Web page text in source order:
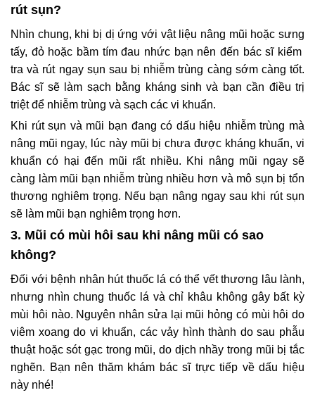
rút sụn?
Nhìn chung, khi bị dị ứng với vật liệu nâng mũi hoặc sưng
tấy, đỏ hoặc bầm tím đau nhức bạn nên đến bác sĩ kiểm
tra và rút ngay sụn sau bị nhiễm trùng càng sớm càng tốt.
Bác sĩ sẽ làm sạch bằng kháng sinh và bạn cần điều trị
triệt để nhiễm trùng và sạch các vi khuẩn.
Khi rút sụn và mũi bạn đang có dấu hiệu nhiễm trùng mà
nâng mũi ngay, lúc này mũi bị chưa được kháng khuẩn, vi
khuẩn có hại đến mũi rất nhiều. Khi nâng mũi ngay sẽ
càng làm mũi bạn nhiễm trùng nhiều hơn và mô sụn bị tổn
thương nghiêm trọng. Nếu bạn nâng ngay sau khi rút sụn
sẽ làm mũi bạn nghiêm trọng hơn.
3. Mũi có mùi hôi sau khi nâng mũi có sao
không?
Đối với bệnh nhân hút thuốc lá có thể vết thương lâu lành,
nhưng nhìn chung thuốc lá và chỉ khâu không gây bất kỳ
mùi hôi nào. Nguyên nhân sửa lại mũi hỏng có mùi hôi do
viêm xoang do vi khuẩn, các vảy hình thành do sau phẫu
thuật hoặc sót gạc trong mũi, do dịch nhầy trong mũi bị tắc
nghẽn. Bạn nên thăm khám bác sĩ trực tiếp về dấu hiệu
này nhé!